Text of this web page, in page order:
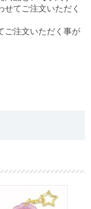
てご注文いただく
ご注文いただく事が